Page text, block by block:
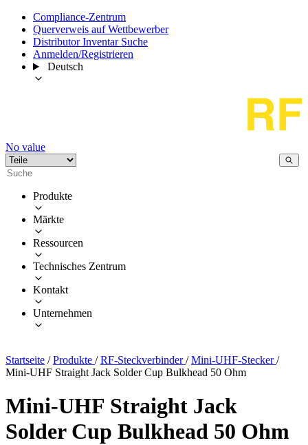
Compliance-Zentrum
Querverweis auf Wettbewerber
Distributor Inventar Suche
Anmelden/Registrieren
Deutsch
No value
Produkte
Märkte
Ressourcen
Technisches Zentrum
Kontakt
Unternehmen
Startseite / Produkte / RF-Steckverbinder/ Mini-UHF-Stecker/
Mini-UHF Straight Jack Solder Cup Bulkhead 50 Ohm
Mini-UHF Straight Jack
Solder Cup Bulkhead 50 Ohm